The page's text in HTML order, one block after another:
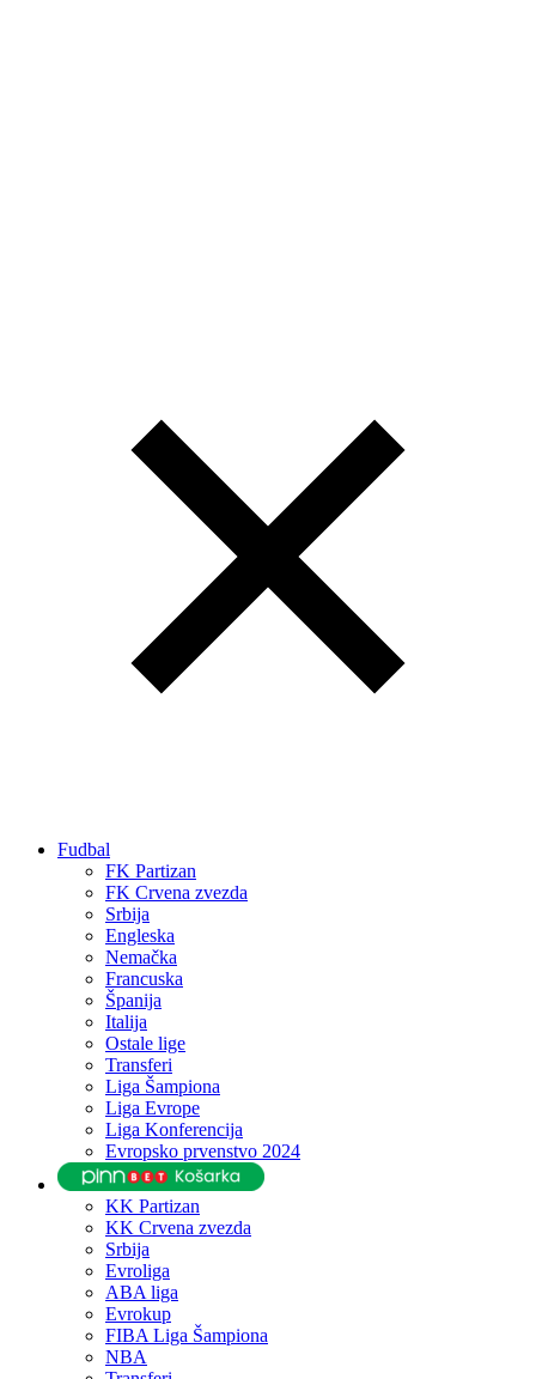
Fudbal
FK Partizan
FK Crvena zvezda
Srbija
Engleska
Nemačka
Francuska
Španija
Italija
Ostale lige
Transferi
Liga Šampiona
Liga Evrope
Liga Konferencija
Evropsko prvenstvo 2024
KK Partizan
KK Crvena zvezda
Srbija
Evroliga
ABA liga
Evrokup
FIBA Liga Šampiona
NBA